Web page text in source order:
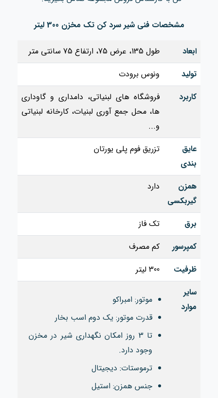
مشخصات فنی شیر سرد کن تک مخزن 300 لیتر
ابعاد
طول 135، عرض 75، ارتفاع 75 سانتی متر
تولید
ونوس برودت
کاربرد
فروشگاه های لبنیاتی، دامداری و گاوداری
ها، محل جمع آوری لبنیات، کارخانه لبنیاتی
و...
عایق
بندی
تزریق فوم پلی یورتان
همزن
گیربکسی
دارد
برق
تک فاز
کمپرسور
کم مصرف
ظرفیت
300 لیتر
سایر
موارد
موتور: امبراکو
قدرت موتور: یک دوم اسب بخار
تا 3 روز امکان نگهداری شیر در مخزن
وجود دارد.
ترموستات: دیجیتال
جنس همزن: استیل